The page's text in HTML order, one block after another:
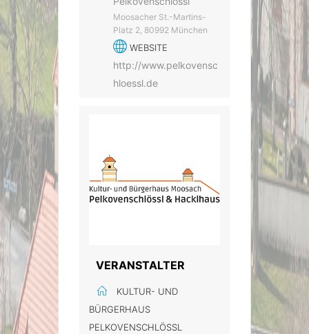
Moosacher St.-Martins-
Platz 2, 80992 München
WEBSITE
http://www.pelkovensc
hloessl.de
VERANSTALTER
KULTUR- UND
BÜRGERHAUS
PELKOVENSCHLÖSSL